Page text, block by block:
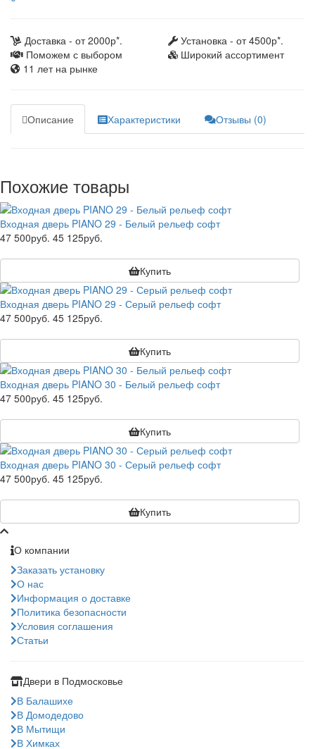
Доставка - от 2000р*.
Установка - от 4500р*.
Поможем с выбором
Широкий ассортимент
11 лет на рынке
Описание Характеристики Отзывы (0)
Похожие товары
Входная дверь PIANO 29 - Белый рельеф софт
47 500руб. 45 125руб.
Купить
Входная дверь PIANO 29 - Серый рельеф софт
47 500руб. 45 125руб.
Купить
Входная дверь PIANO 30 - Белый рельеф софт
47 500руб. 45 125руб.
Купить
Входная дверь PIANO 30 - Серый рельеф софт
47 500руб. 45 125руб.
Купить
О компании
Заказать установку
О нас
Информация о доставке
Политика безопасности
Условия соглашения
Статьи
Двери в Подмосковье
В Балашихе
В Домодедово
В Мытищи
В Химках